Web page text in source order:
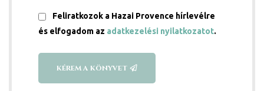
Feliratkozok a Hazai Provence hírlevélre
és elfogadom az adatkezelési nyilatkozatot.
KÉREM A KÖNYVET